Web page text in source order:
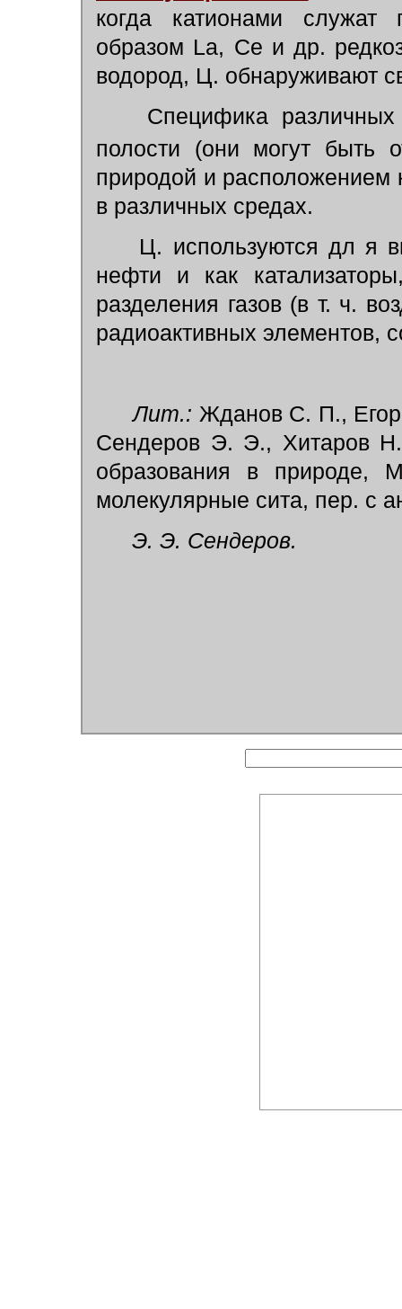
когда катионами служат
образом La, Ce и др.
водород, Ц. обнаруживают
Специфика
полости (они могут
природой и расположением
в различных средах.
Ц. используются дл я
нефти и как
разделения газов (в т. ч.
радиоактивных элементов,
Лит.: Жданов С. П.,
Сендеров Э. Э., Хитаров
образования в
молекулярные сита, пер. с
Э. Э. Сендеров.